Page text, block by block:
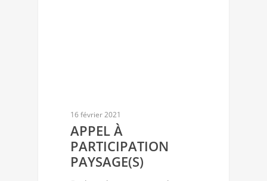
16 février 2021
APPEL À
PARTICIPATION
PAYSAGE(S)